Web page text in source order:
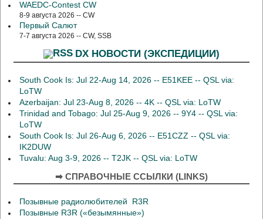
WAEDC-Contest CW
8-9 августа 2026 -- CW
Первый Салют
7-7 августа 2026 -- CW, SSB
DX НОВОСТИ (ЭКСПЕДИЦИИ)
South Cook Is: Jul 22-Aug 14, 2026 -- E51KEE -- QSL via:
LoTW
Azerbaijan: Jul 23-Aug 8, 2026 -- 4K -- QSL via: LoTW
Trinidad and Tobago: Jul 25-Aug 9, 2026 -- 9Y4 -- QSL via:
LoTW
South Cook Is: Jul 26-Aug 6, 2026 -- E51CZZ -- QSL via:
IK2DUW
Tuvalu: Aug 3-9, 2026 -- T2JK -- QSL via: LoTW
➡ СПРАВОЧНЫЕ ССЫЛКИ (LINKS)
Позывные радиолюбителей R3R
Позывные R3R («безымянные»)